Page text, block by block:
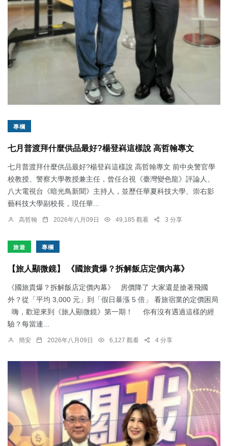
專欄
七月普渡拜什麼供品最好?楊登嵙這樣說 高哲翰專文
七月普渡拜什麼供品最好?楊登嵙這樣說 高哲翰專文 前中央警官學
校教授、警察大學教授兼主任，曾任台視《臺灣變色龍》評論人、
八大電視台《暗光鳥新聞》主持人，並歷任華夏科技大學、崇右影
藝科技大學副校長，現任華...
高哲翰 2026年八月09日 49,185 觀看 3 分享
旅遊 專欄
【旅人顯微鏡】 《國旅貴爆？拆解飯店定價內幕》
《國旅貴爆？拆解飯店定價內幕》 房價降了 大家還是搶著飛國
外？從「平均 3,000 元」到「假日暴漲 5 倍」 看旅宿業的定價困局
嗨，歡迎來到《旅人顯微鏡》第一期！ 你有沒有遇過這樣的經
驗？每當連...
簡安 2026年八月09日 6,127 觀看 4 分享